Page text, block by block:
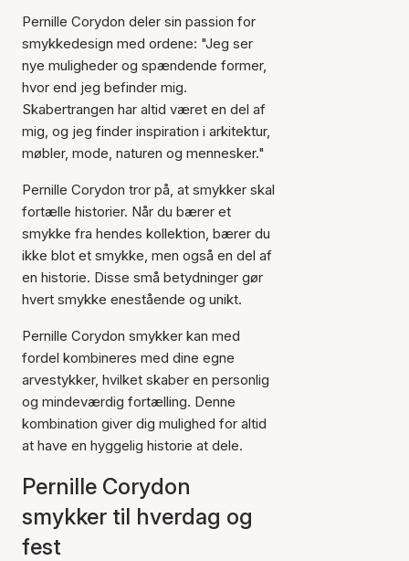
Pernille Corydon deler sin passion for
smykkedesign med ordene: "Jeg ser
nye muligheder og spændende former,
hvor end jeg befinder mig.
Skabertrangen har altid været en del af
mig, og jeg finder inspiration i arkitektur,
møbler, mode, naturen og mennesker."
Pernille Corydon tror på, at smykker skal
fortælle historier. Når du bærer et
smykke fra hendes kollektion, bærer du
ikke blot et smykke, men også en del af
en historie. Disse små betydninger gør
hvert smykke enestående og unikt.
Pernille Corydon smykker kan med
fordel kombineres med dine egne
arvestykker, hvilket skaber en personlig
og mindeværdig fortælling. Denne
kombination giver dig mulighed for altid
at have en hyggelig historie at dele.
Pernille Corydon
smykker til hverdag og
fest